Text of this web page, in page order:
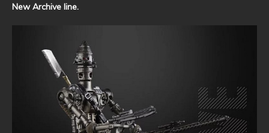
New Archive line.